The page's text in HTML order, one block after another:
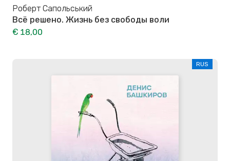
Роберт Сапольський
Всё решено. Жизнь без свободы воли
€ 18,00
RUS